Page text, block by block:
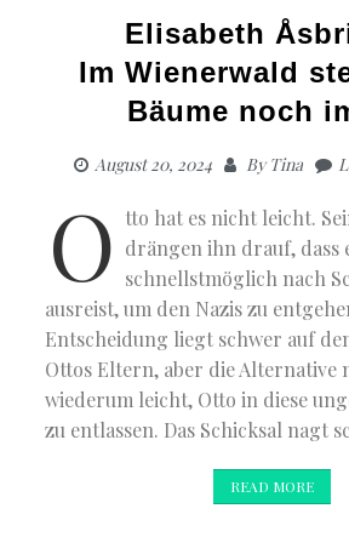
Elisabeth
Im Wienerwald
Bäume noch
August 20, 2024 ByTina
O tto hat es nicht leicht.
drängen ihn drauf, dass
schnellstmöglich nach
ausreist, um den Nazis zu
Entscheidung liegt schwer auf
Ottos Eltern, aber die Alternative
wiederum leicht, Otto in diese
zu entlassen. Das Schicksal nagt
READ MORE